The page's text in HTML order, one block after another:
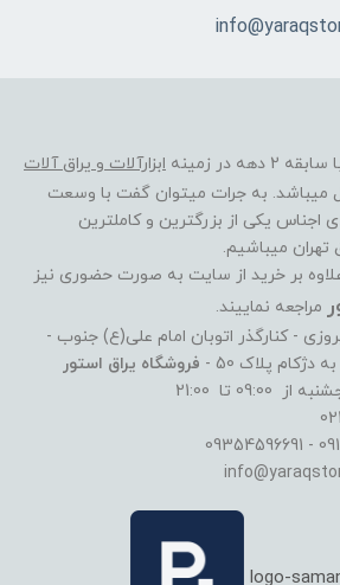
سابقه 2 دهه در زمینه
ابزارآلات و یراق آلات
میباشد. به جرات میتوان گفت با وسعت
اجناس یکی از بزرگترین و کاملترین
میباشیم.
بر خرید از سایت به صورت حضوری نیز
مراجعه نماییند.
- کنارگذر اتوبان امام علی(ع) جنوب -
پلاک 50 -
فروشگاه یراق استور
تا 21:00